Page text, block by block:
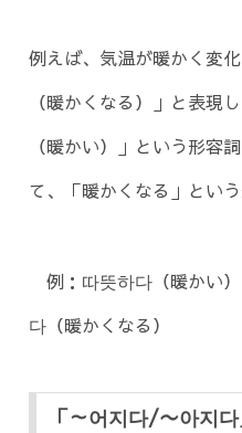
例えば、気温が暖かく変
（暖かくなる）」と表現
（暖かい）」という形容
て、「暖かくなる」とい
例：따뜻하다（暖か
다（暖かくなる）
「～어지다/〜아지